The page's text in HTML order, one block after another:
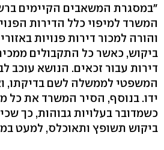
"במסגרת המשאבים הקיימים
המשרד למיפוי כלל הדירות
והורה למכור דירות פנויות
ביקוש, כאשר כל התקבולים
דירות עבור זכאים. הנושא
המשפטי לממשלה לשם בדיקתו,
ידו. בנוסף, הסיר המשרד את כל
כשמדובר בעלויות גבוהות, כך
ביקוש תשופץ ותאוכלס, למעט